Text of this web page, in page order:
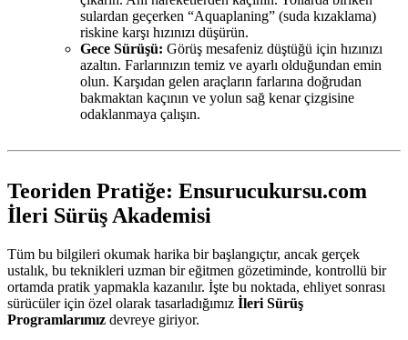
sulardan geçerken “Aquaplaning” (suda kızaklama)
riskine karşı hızınızı düşürün.
Gece Sürüşü: Görüş mesafeniz düştüğü için hızınızı
azaltın. Farlarınızın temiz ve ayarlı olduğundan emin
olun. Karşıdan gelen araçların farlarına doğrudan
bakmaktan kaçının ve yolun sağ kenar çizgisine
odaklanmaya çalışın.
Teoriden Pratiğe: Ensurucukursu.com
İleri Sürüş Akademisi
Tüm bu bilgileri okumak harika bir başlangıçtır, ancak gerçek
ustalık, bu teknikleri uzman bir eğitmen gözetiminde, kontrollü bir
ortamda pratik yapmakla kazanılır. İşte bu noktada, ehliyet sonrası
sürücüler için özel olarak tasarladığımız İleri Sürüş
Programlarımız devreye giriyor.